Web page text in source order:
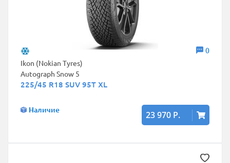
0
Ikon (Nokian Tyres)
Autograph Snow 5
225/45 R18 SUV 95T XL
Наличие 23 970 Р.